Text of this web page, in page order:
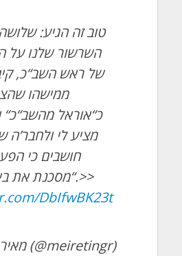
טוב זה הגיע:
השרשור שלנו על
של ראש השב“כ,
ממישהו
כ“אוראל
מציע לי ולחבר’ה
חושבים כי
מסכנת את ביטחון האזור“.>>
DbIfwBK23t
— מאיר אטינגר (@meiretingr)